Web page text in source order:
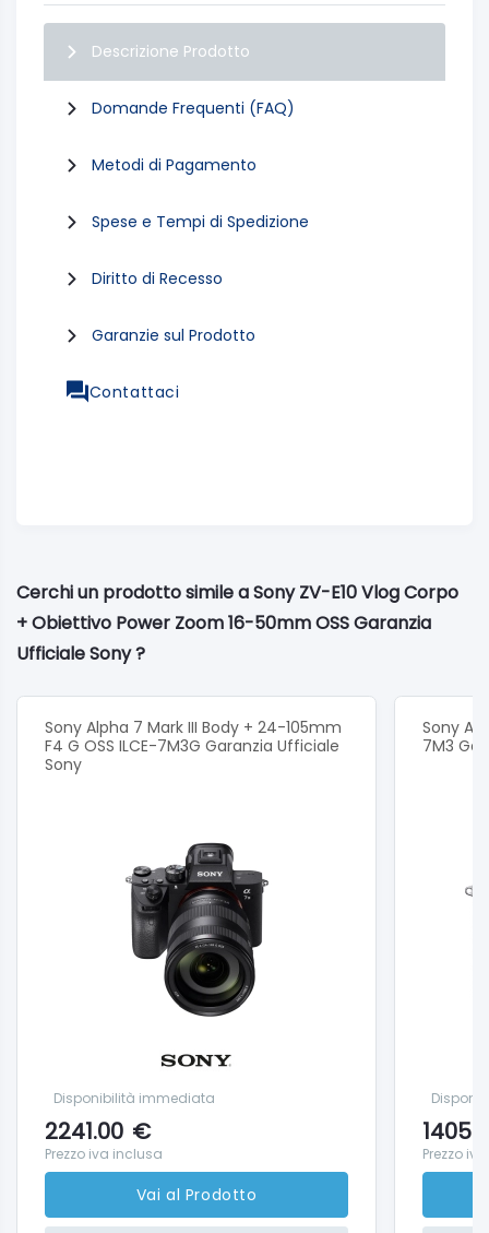
Descrizione Prodotto
Domande Frequenti (FAQ)
Metodi di Pagamento
Spese e Tempi di Spedizione
Diritto di Recesso
Garanzie sul Prodotto
Contattaci
Cerchi un prodotto simile a Sony ZV-E10 Vlog Corpo
+ Obiettivo Power Zoom 16-50mm OSS Garanzia
Ufficiale Sony ?
Sony Alpha 7 Mark III Body + 24-105mm
F4 G OSS ILCE-7M3G Garanzia Ufficiale
Sony
Disponibilità immediata
2241.00 €
Prezzo iva inclusa
Vai al Prodotto
Sony
7M3
Prezzo